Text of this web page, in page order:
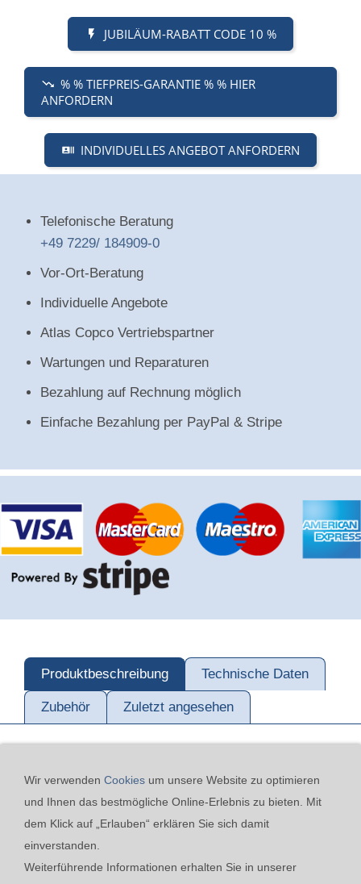
JUBILÄUM-RABATT CODE 10 %
% % TIEFPREIS-GARANTIE % % HIER
ANFORDERN
INDIVIDUELLES ANGEBOT ANFORDERN
Telefonische Beratung
+49 7229/ 184909-0
Vor-Ort-Beratung
Individuelle Angebote
Atlas Copco Vertriebspartner
Wartungen und Reparaturen
Bezahlung auf Rechnung möglich
Einfache Bezahlung per PayPal & Stripe
Produktbeschreibung Technische Daten
Zubehör Zuletzt angesehen
Kontakt 24h-Notfall-Hotline Cookies
Widerrufsrecht
Wir verwenden Cookies um unsere Website zu optimieren
und Ihnen das bestmögliche Online-Erlebnis zu bieten. Mit
dem Klick auf „Erlauben“ erklären Sie sich damit
einverstanden.
Weiterführende Informationen erhalten Sie in unserer